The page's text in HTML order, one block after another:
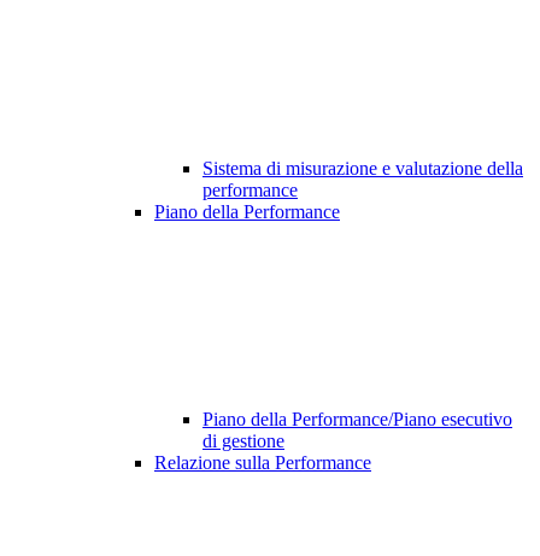
Sistema di misurazione e valutazione della
performance
Piano della Performance
Piano della Performance/Piano esecutivo
di gestione
Relazione sulla Performance